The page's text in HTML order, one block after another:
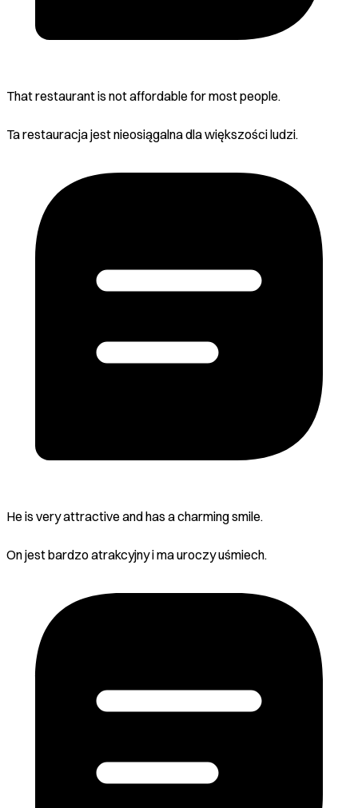
That restaurant is not affordable for most people.
Ta restauracja jest nieosiągalna dla większości ludzi.
He is very attractive and has a charming smile.
On jest bardzo atrakcyjny i ma uroczy uśmiech.